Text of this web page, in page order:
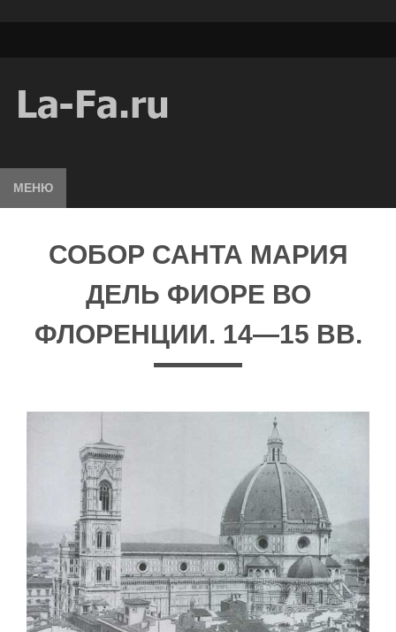
МЕНЮ
СОБОР САНТА МАРИЯ
ДЕЛЬ ФИОРЕ ВО
ФЛОРЕНЦИИ. 14—15 ВВ.